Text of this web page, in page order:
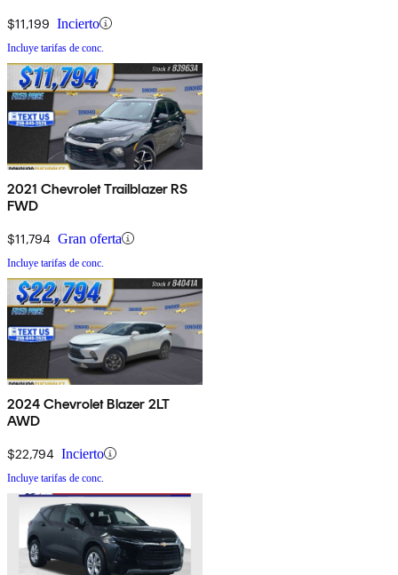
$11,199 Incierto
Incluye tarifas de conc.
2021 Chevrolet Trailblazer RS
FWD
$11,794 Gran oferta
Incluye tarifas de conc.
2024 Chevrolet Blazer 2LT
AWD
$22,794 Incierto
Incluye tarifas de conc.